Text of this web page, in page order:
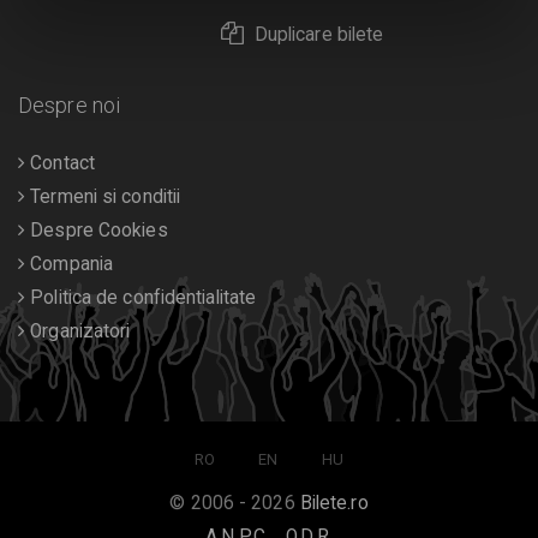
Duplicare bilete
Despre noi
Contact
Termeni si conditii
Despre Cookies
Compania
Politica de confidentialitate
Organizatori
RO EN HU
© 2006 - 2026 Bilete.ro